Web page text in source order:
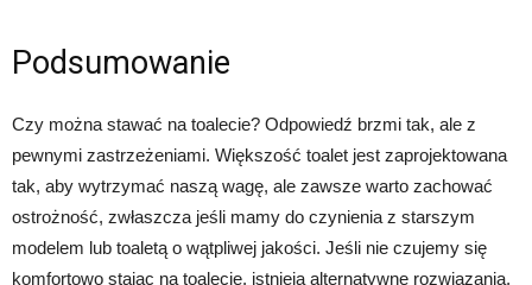
Podsumowanie
Czy można stawać na toalecie? Odpowiedź brzmi tak, ale z
pewnymi zastrzeżeniami. Większość toalet jest zaprojektowana
tak, aby wytrzymać naszą wagę, ale zawsze warto zachować
ostrożność, zwłaszcza jeśli mamy do czynienia z starszym
modelem lub toaletą o wątpliwej jakości. Jeśli nie czujemy się
komfortowo stając na toalecie, istnieją alternatywne rozwiązania,